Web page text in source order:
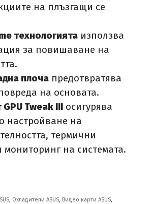
на плъзгащи се
технологията използва
за повишаване на
плоча предотвратява
на основата.
Tweak III осигурява
настройване на
термични
мониторинг на системата.
, Охладители ASUS, Видео карти ASUS,